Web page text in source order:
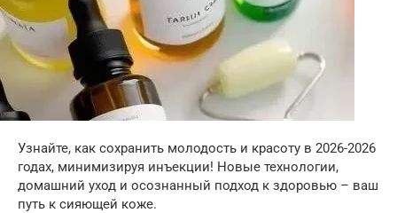
Узнайте, как сохранить молодость и красоту в 2026-2026
годах, минимизируя инъекции! Новые технологии,
домашний уход и осознанный подход к здоровью – ваш
путь к сияющей коже.